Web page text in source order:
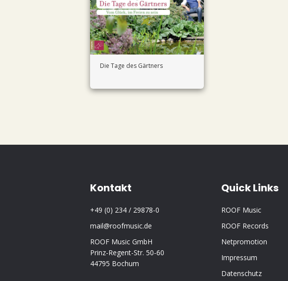
Die Tage des Gärtners
Kontakt
+49 (0) 234 / 29878-0
mail@roofmusic.de
ROOF Music GmbH
Prinz-Regent-Str. 50-60
44795 Bochum
Quick Links
ROOF Music
ROOF Records
Netpromotion
Impressum
Datenschutz